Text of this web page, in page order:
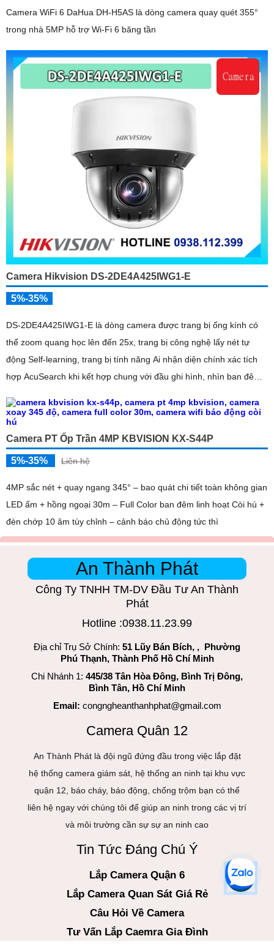
Camera WiFi 6 DaHua DH-H5AS là dòng camera quay quét 355°
trong nhà 5MP hỗ trợ Wi-Fi 6 băng tần
Camera Hikvision DS-2DE4A425IWG1-E
5%-35%
DS-2DE4A425IWG1-E là dòng camera được trang bị ống kính có
thể zoom quang học lên đến 25x, trang bị công nghệ lấy nét tự
động Self-learning, trang bị tính năng Ai nhận diện chính xác tích
hợp AcuSearch khi kết hợp chung với đầu ghi hình, nhìn ban đêm
Camera PT Ốp Trần 4MP KBVISION KX-S44P
5%-35% Liên hệ
4MP sắc nét + quay ngang 345° – bao quát chi tiết toàn không gian
LED ấm + hồng ngoại 30m – Full Color ban đêm linh hoạt Còi hú +
đèn chớp 10 âm tùy chỉnh – cảnh báo chủ động tức thì
An Thành Phát
Công Ty TNHH TM-DV Đầu Tư An Thành
Phát
Hotline :0938.11.23.99
Địa chỉ Trụ Sở Chính: 51 Lũy Bán Bích, , Phường
Phú Thạnh, Thành Phố Hồ Chí Minh
Chi Nhánh 1: 445/38 Tân Hòa Đông, Bình Trị Đông,
Bình Tân, Hồ Chí Minh
Email: congngheanthanhphat@gmail.com
Camera Quân 12
An Thành Phát là đội ngũ đứng đầu trong việc lắp đặt
hệ thống camera giám sát, hệ thống an ninh tại khu vực
quận 12, báo cháy, báo động, chống trộm bạn có thể
liên hệ ngay với chúng tôi để giúp an ninh trong các vị trí
và môi trường cần sự sự an ninh cao
Tin Tức Đáng Chú Ý
Lắp Camera Quận 6
Lắp Camera Quan Sát Giá Rẻ
Câu Hỏi Về Camera
Tư Vấn Lắp Caemra Gia Đình